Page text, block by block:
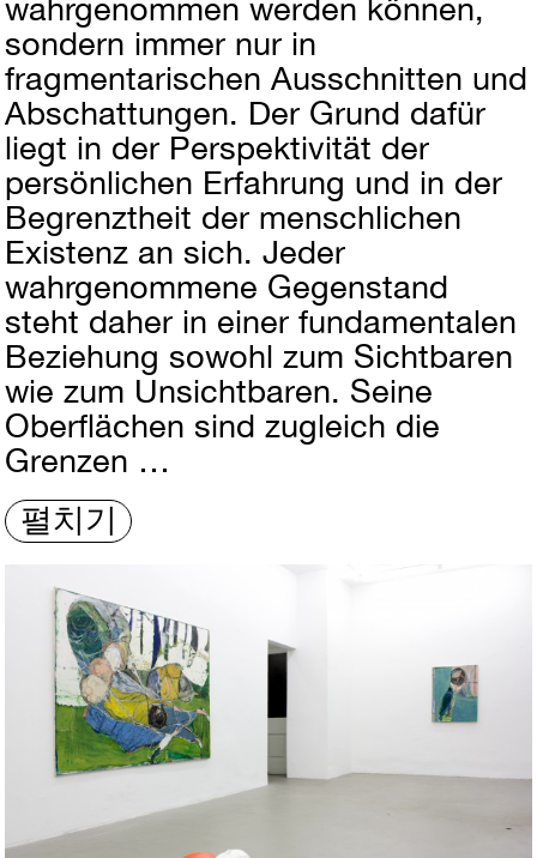
wahrgenommen werden können,
sondern immer nur in
fragmentarischen Ausschnitten und
Abschattungen. Der Grund dafür
liegt in der Perspektivität der
persönlichen Erfahrung und in der
Begrenztheit der menschlichen
Existenz an sich. Jeder
wahrgenommene Gegenstand
steht daher in einer fundamentalen
Beziehung sowohl zum Sichtbaren
wie zum Unsichtbaren. Seine
Oberflächen sind zugleich die
Grenzen …
펼치기